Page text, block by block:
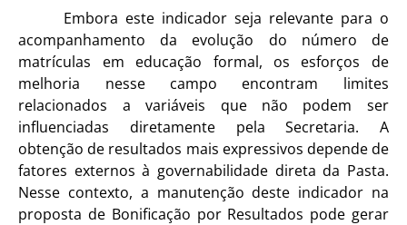
Embora este indicador seja relevante para o
acompanhamento da evolução do número de
matrículas em educação formal, os esforços de
melhoria nesse campo encontram limites
relacionados a variáveis que não podem ser
influenciadas diretamente pela Secretaria. A
obtenção de resultados mais expressivos depende de
fatores externos à governabilidade direta da Pasta.
Nesse contexto, a manutenção deste indicador na
proposta de Bonificação por Resultados pode gerar